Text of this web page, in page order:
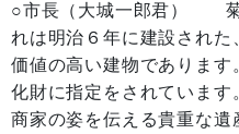
○市長（大城一郎君） 菊
れは明治６年に建設され
価値の高い建物であります
化財に指定をされていま
商家の姿を伝える貴重な